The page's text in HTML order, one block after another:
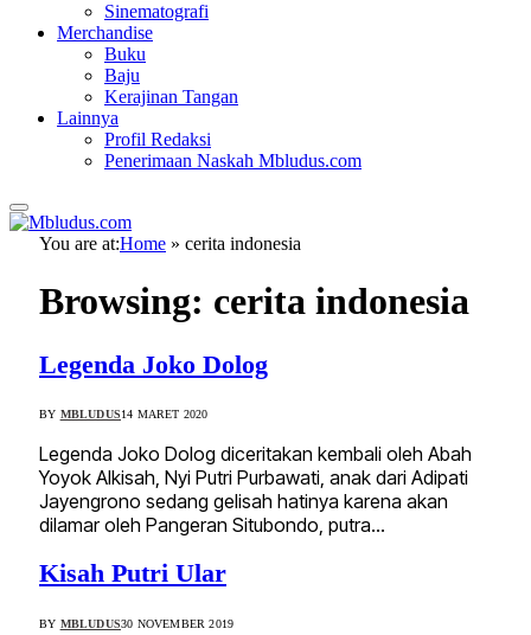
Sinematografi
Merchandise
Buku
Baju
Kerajinan Tangan
Lainnya
Profil Redaksi
Penerimaan Naskah Mbludus.com
You are at:Home » cerita indonesia
Browsing: cerita indonesia
Legenda Joko Dolog
BY MBLUDUS14 MARET 2020
Legenda Joko Dolog diceritakan kembali oleh Abah
Yoyok Alkisah, Nyi Putri Purbawati, anak dari Adipati
Jayengrono sedang gelisah hatinya karena akan
dilamar oleh Pangeran Situbondo, putra…
Kisah Putri Ular
BY MBLUDUS30 NOVEMBER 2019